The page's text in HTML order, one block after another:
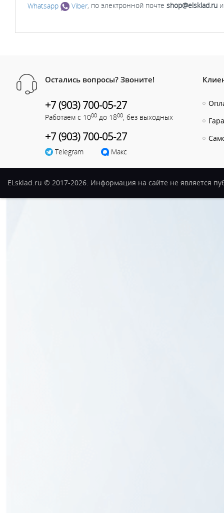
Whatsapp
Viber, по электронной почте shop@elsklad.ru
Остались вопросы? Звоните!
+7 (903) 700-05-27
Работаем с 1000 до 1800, без выходных
+7 (903) 700-05-27
Telegram Макс
ELsklad.ru © 2017-2026. Информация на сайте не является